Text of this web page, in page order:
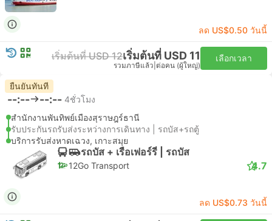
ลด US$0.50 วันนี้
เริ่มต้นที่ USD 12เริ่มต้นที่ USD 11
รวมภาษีแล้ว ต่อคน (ผู้ใหญ่)
เลือกเวลา
ยืนยันทันที
--:-- --:-- 4ชั่วโมง
สำนักงานพันทิพย์เมืองสุราษฎร์ธานี
รับประกันรถรับส่งระหว่างการเดินทาง | รถบัส+รถตู้
บริการรับส่งหาดเฉวง, เกาะสมุย
รถบัส + เรือเฟอร์รี่ | รถบัส
12Go Transport 4.7
ลด US$0.73 วันนี้